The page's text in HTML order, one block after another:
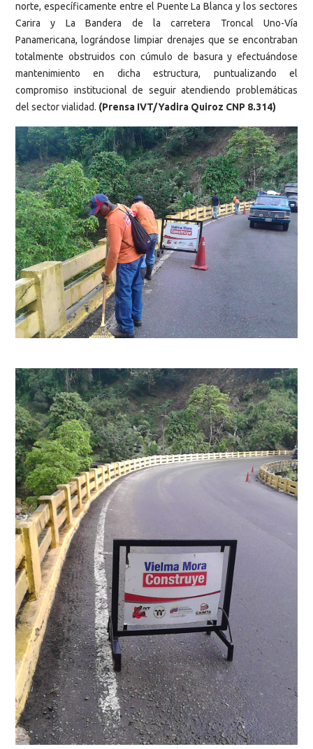
norte, específicamente entre el Puente La Blanca y los sectores
Carira y La Bandera de la carretera Troncal Uno-Vía
Panamericana, lográndose limpiar drenajes que se encontraban
totalmente obstruidos con cúmulo de basura y efectuándose
mantenimiento en dicha estructura, puntualizando el
compromiso institucional de seguir atendiendo problemáticas
del sector vialidad. (Prensa IVT/Yadira Quiroz CNP 8.314)